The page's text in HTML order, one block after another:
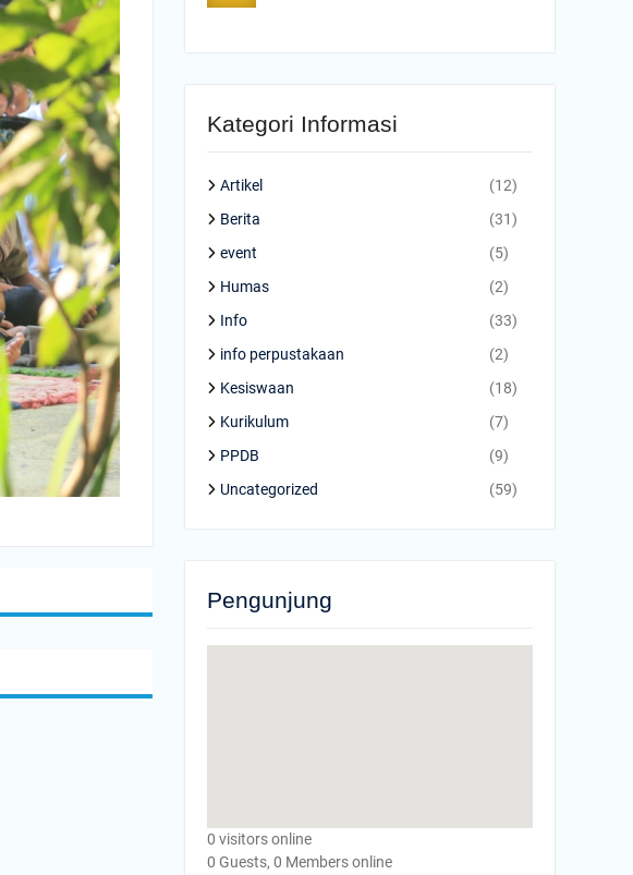
Kategori Informasi
Artikel
(12)
Berita
(31)
event
(5)
Humas
(2)
Info
(33)
info perpustakaan
(2)
Kesiswaan
(18)
Kurikulum
(7)
PPDB
(9)
Uncategorized
(59)
Pengunjung
0 visitors online
0 Guests, 0 Members online